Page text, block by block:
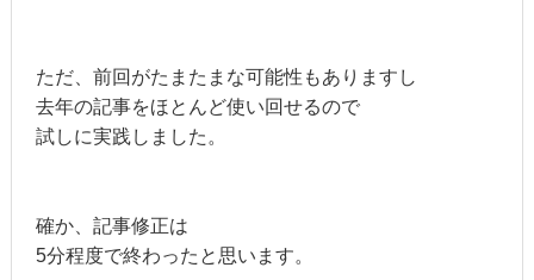
ただ、前回がたまたまな可能性もありますし
去年の記事をほとんど使い回せるので
試しに実践しました。
確か、記事修正は
5分程度で終わったと思います。